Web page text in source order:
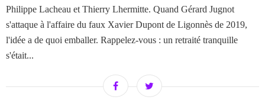
Philippe Lacheau et Thierry Lhermitte. Quand Gérard Jugnot
s'attaque à l'affaire du faux Xavier Dupont de Ligonnès de 2019,
l'idée a de quoi emballer. Rappelez-vous : un retraité tranquille
s'était...